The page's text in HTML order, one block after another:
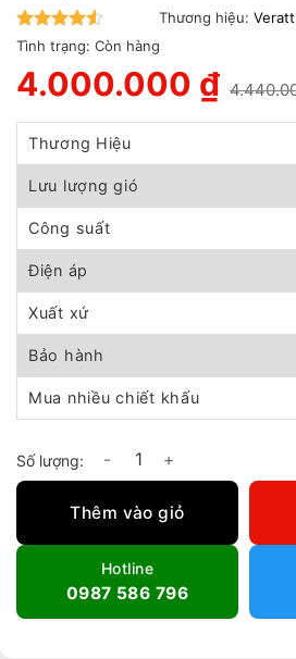
4.5trên 5
Thương hiệu:
Tình trạng: Còn hàng
gốc
là:
4.440.000 ₫.
4.000.000 ₫
hiện
tại
4.000.000 ₫.
Thương Hiệu
Lưu lượng gió
Công suất
Điện áp
Xuất xứ
Bảo hành
Mua nhiều chiết khấu
Máy thổi khí 2 tầng cánh Veratti GB-
Thêm vào giỏ
Hotline
0987 586 796